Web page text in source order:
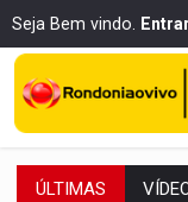
Seja Bem vindo. Entrar
ÚLTIMAS